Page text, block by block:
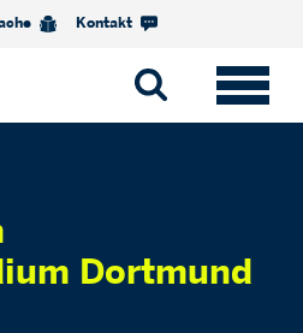
Kontakt
Dortmund